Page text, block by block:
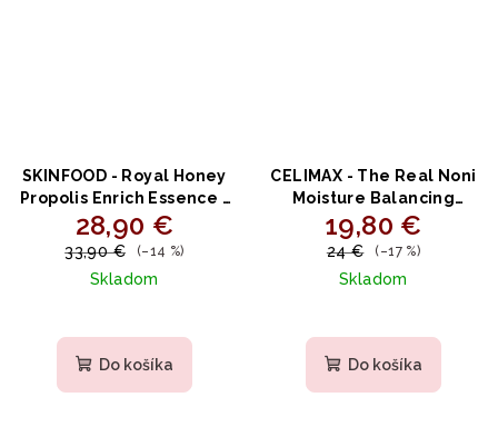
SKINFOOD - Royal Honey
Propolis Enrich Essence -
Vyživujúca esencia s
propolisom a medom
28,90 €
33,90 € (–14 %)
Skladom
Do košíka
CELIMAX - The Real Noni
Moisture Balancing
Toner - Hydratačný a
revitalizačný pleťový
toner s extraktom Noni
150ml
19,80 €
24 € (–17 %)
Skladom
hodnotenie
produktu
Do košíka